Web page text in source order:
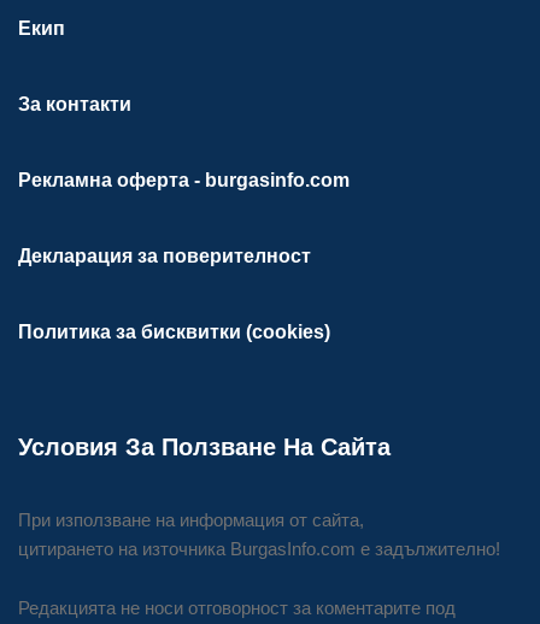
Екип
За контакти
Рекламна оферта - burgasinfo.com
Декларация за поверителност
Политика за бисквитки (cookies)
Условия За Ползване На Сайта
При използване на информация от сайта,
цитирането на източника BurgasInfo.com е задължително!
Редакцията не носи отговорност за коментарите под